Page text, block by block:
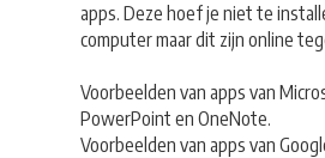
apps. Deze hoef je niet te
computer maar dit zijn online
Voorbeelden van apps van
PowerPoint en OneNote.
Voorbeelden van apps van